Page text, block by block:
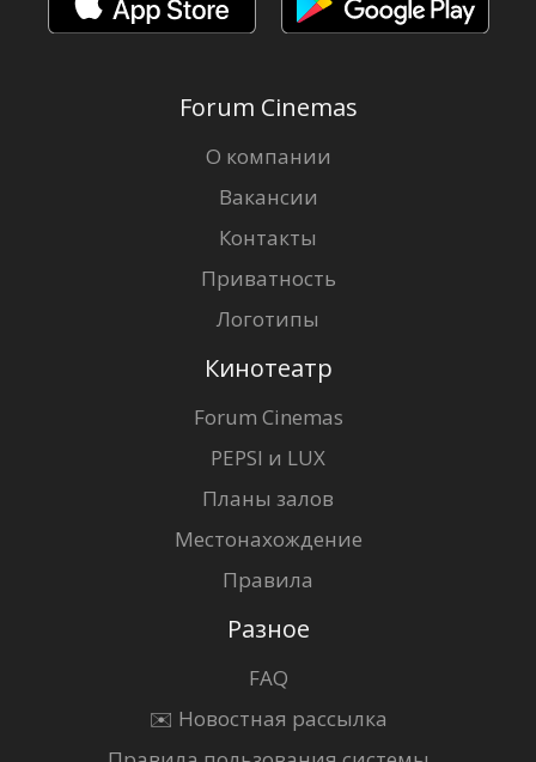
Forum Cinemas
О компании
Вакансии
Контакты
Приватность
Логотипы
Кинотеатр
Forum Cinemas
PEPSI и LUX
Планы залов
Местонахождение
Правила
Разное
FAQ
✉️ Новостная рассылка